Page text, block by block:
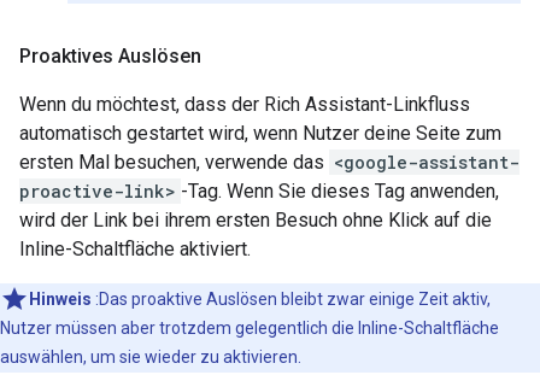
Proaktives Auslösen
Wenn du möchtest, dass der Rich Assistant-Linkfluss
automatisch gestartet wird, wenn Nutzer deine Seite zum
ersten Mal besuchen, verwende das <google-assistant-
proactive-link> -Tag. Wenn Sie dieses Tag anwenden,
wird der Link bei ihrem ersten Besuch ohne Klick auf die
Inline-Schaltfläche aktiviert.
Hinweis :Das proaktive Auslösen bleibt zwar einige Zeit aktiv,
Nutzer müssen aber trotzdem gelegentlich die Inline-Schaltfläche
auswählen, um sie wieder zu aktivieren.